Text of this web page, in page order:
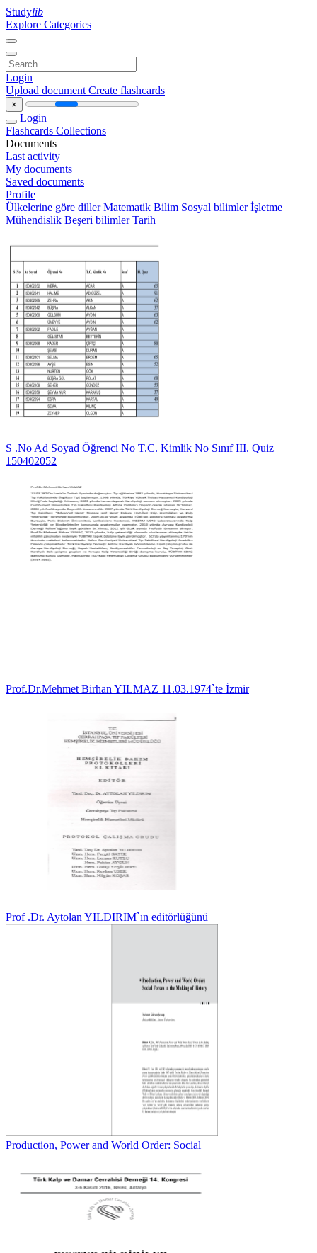
Studylib
Explore Categories
Login
Upload document Create flashcards
×
Login
Flashcards Collections
Documents
Last activity
My documents
Saved documents
Profile
Ülkelerine göre diller Matematik Bilim Sosyal bilimler İşletme
Mühendislik Beşeri bilimler Tarih
S .No Ad Soyad Öğrenci No T.C. Kimlik No Sınıf III. Quiz
150402052
Prof.Dr.Mehmet Birhan YILMAZ 11.03.1974`te İzmir
Prof .Dr. Aytolan YILDIRIM`ın editörlüğünü
Production, Power and World Order: Social